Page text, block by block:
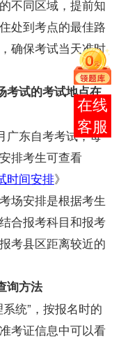
不同区域，提前知
处到考点的最佳路
确保考试当天准时
考试的考试地点在
广东自考考试，每
排考生可查看
时间安排》
场安排是根据考生
合报考科目和报考
考县区距离较近的
询方法
统”，按报名时的
考证信息中可以看
报考
咨询